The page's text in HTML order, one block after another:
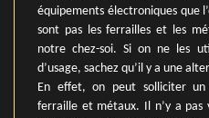
équipements électroniques que
sont pas les ferrailles et les
notre chez-soi. Si on ne les
d’usage, sachez qu’il y a une
En effet, on peut solliciter un
ferraille et métaux. Il n’y a